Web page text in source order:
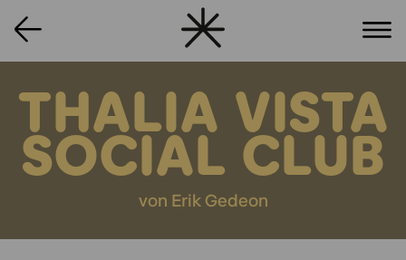
THALIA VISTA
SOCIAL CLUB
von Erik Gedeon